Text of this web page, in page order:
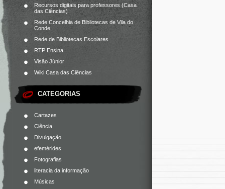
Recursos digitais para professores (Casa
das Ciências)
Rede Concelhia de Bibliotecas de Vila do
Conde
Rede de Bibliotecas Escolares
RTP Ensina
Visão Júnior
Wiki Casa das Ciências
CATEGORIAS
Cartazes
Ciência
Divulgação
efemérides
Fotografias
literacia da informação
Músicas